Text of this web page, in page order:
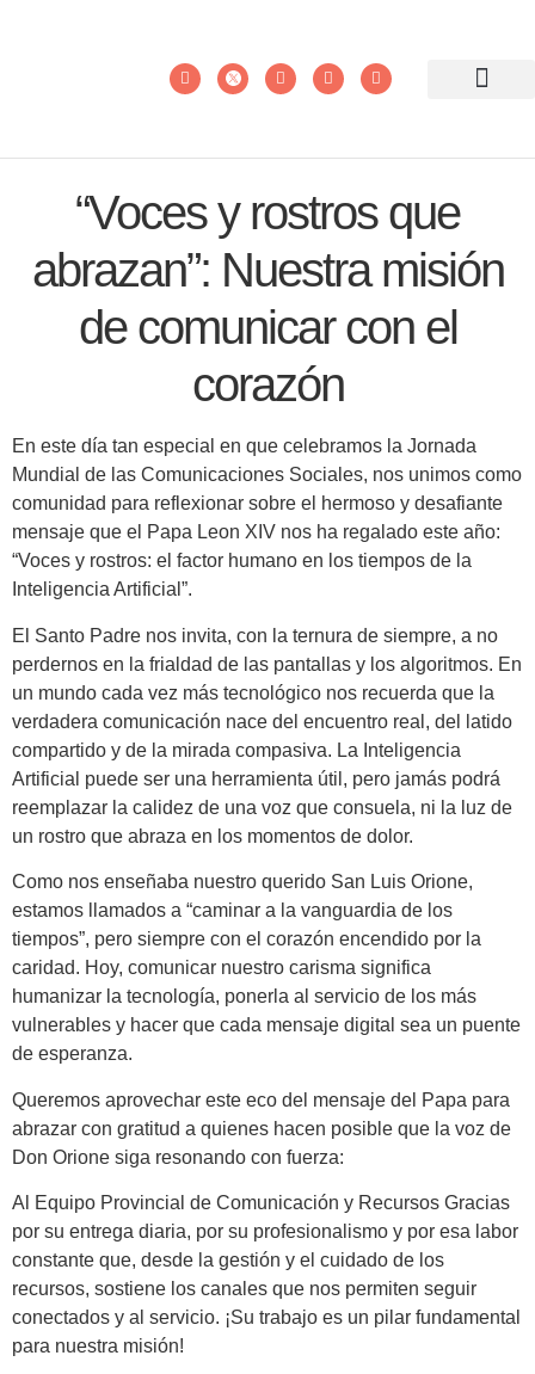
“Voces y rostros que
abrazan”: Nuestra misión
de comunicar con el
corazón
En este día tan especial en que celebramos la Jornada
Mundial de las Comunicaciones Sociales, nos unimos como
comunidad para reflexionar sobre el hermoso y desafiante
mensaje que el Papa Leon XIV nos ha regalado este año:
“Voces y rostros: el factor humano en los tiempos de la
Inteligencia Artificial”.
El Santo Padre nos invita, con la ternura de siempre, a no
perdernos en la frialdad de las pantallas y los algoritmos. En
un mundo cada vez más tecnológico nos recuerda que la
verdadera comunicación nace del encuentro real, del latido
compartido y de la mirada compasiva. La Inteligencia
Artificial puede ser una herramienta útil, pero jamás podrá
reemplazar la calidez de una voz que consuela, ni la luz de
un rostro que abraza en los momentos de dolor.
Como nos enseñaba nuestro querido San Luis Orione,
estamos llamados a “caminar a la vanguardia de los
tiempos”, pero siempre con el corazón encendido por la
caridad. Hoy, comunicar nuestro carisma significa
humanizar la tecnología, ponerla al servicio de los más
vulnerables y hacer que cada mensaje digital sea un puente
de esperanza.
Queremos aprovechar este eco del mensaje del Papa para
abrazar con gratitud a quienes hacen posible que la voz de
Don Orione siga resonando con fuerza:
Al Equipo Provincial de Comunicación y Recursos Gracias
por su entrega diaria, por su profesionalismo y por esa labor
constante que, desde la gestión y el cuidado de los
recursos, sostiene los canales que nos permiten seguir
conectados y al servicio. ¡Su trabajo es un pilar fundamental
para nuestra misión!